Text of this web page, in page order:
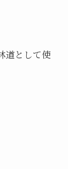
道として使